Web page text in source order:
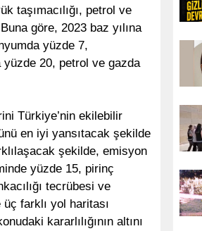
taşımacılığı, petrol ve
göre, 2023 baz yılına
yüzde 7,
yüzde 20, petrol ve gazda
Türkiye’nin ekilebilir
en iyi yansıtacak şekilde
şekilde, emisyon
yüzde 15, pirinç
tecrübesi ve
farklı yol haritası
kararlılığının altını